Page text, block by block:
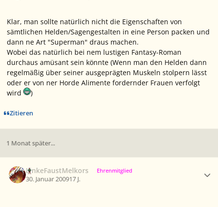
Klar, man sollte natürlich nicht die Eigenschaften von
sämtlichen Helden/Sagengestalten in eine Person packen und
dann ne Art "Superman" draus machen.
Wobei das natürlich bei nem lustigen Fantasy-Roman
durchaus amüsant sein könnte (Wenn man den Helden dann
regelmäßig über seiner ausgeprägten Muskeln stolpern lässt
oder er von ner Horde Alimente fordernder Frauen verfolgt
wird
)
Zitieren
1 Monat später...
LinkeFaustMelkors Ehrenmitglied
30. Januar 200917 J.